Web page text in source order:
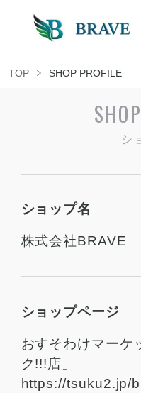
TOP SHOP PROFILE
シ
ショップ名
株式会社BRAVE
ショップページ
おすそわけマーケ
ク!!!店」
https://tsuku2.jp/